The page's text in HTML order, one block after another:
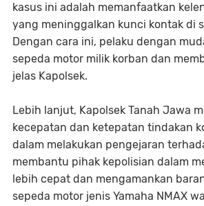
kasus ini adalah memanfaatkan
yang meninggalkan kunci kontak di
Dengan cara ini, pelaku dengan
sepeda motor milik korban dan
jelas Kapolsek.
Lebih lanjut, Kapolsek Tanah Jawa
kecepatan dan ketepatan tindakan
dalam melakukan pengejaran
membantu pihak kepolisian dalam
lebih cepat dan mengamankan
sepeda motor jenis Yamaha NMAX